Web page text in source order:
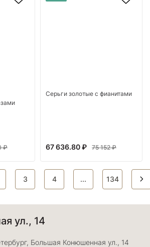
₽
Серьги золотые с фианитами
67 636.80 ₽ 75 152 ₽
3 4 ... 134
ул., 14
Большая Конюшенная ул., 14